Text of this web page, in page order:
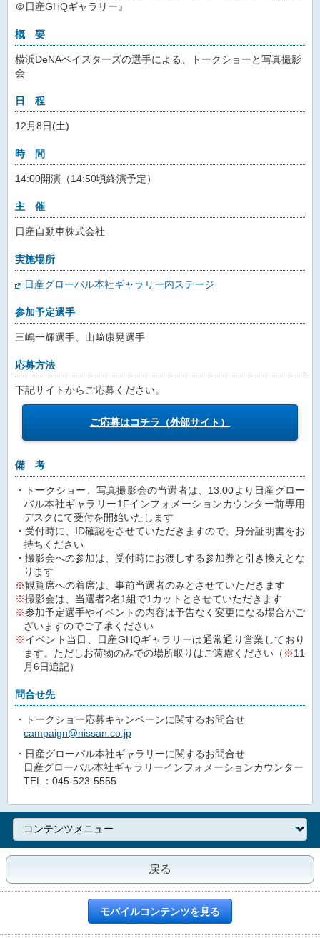
＠日産GHQギャラリー』
概 要
横浜DeNAベイスターズの選手による、トークショーと写真撮影
会
日 程
12月8日(土)
時 間
14:00開演（14:50頃終演予定）
主 催
日産自動車株式会社
実施場所
日産グローバル本社ギャラリー内ステージ
参加予定選手
三嶋一輝選手、山﨑康晃選手
応募方法
下記サイトからご応募ください。
ご応募はコチラ（外部サイト）
備 考
トークショー、写真撮影会の当選者は、13:00より日産グロー
バル本社ギャラリー1Fインフォメーションカウンター前専用
デスクにて受付を開始いたします
受付時に、ID確認をさせていただきますので、身分証明書をお
持ちください
撮影会への参加は、受付時にお渡しする参加券と引き換えとな
ります
観覧席への着席は、事前当選者のみとさせていただきます
撮影会は、当選者2名1組で1カットとさせていただきます
参加予定選手やイベントの内容は予告なく変更になる場合がご
ざいますのでご了承ください
イベント当日、日産GHQギャラリーは通常通り営業しており
ます。ただしお荷物のみでの場所取りはご遠慮ください（ ※11
月6日追記）
問合せ先
トークショー応募キャンペーンに関するお問合せ
campaign@nissan.co.jp
日産グローバル本社ギャラリーに関するお問合せ
日産グローバル本社ギャラリーインフォメーションカウンター
TEL：045-523-5555
戻る
モバイルコンテンツを見る